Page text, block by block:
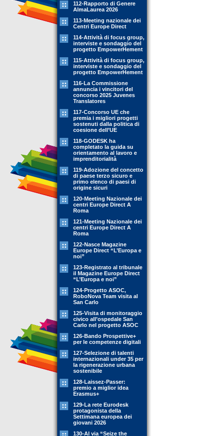
112-Rapporto di Genere
AlmaLaurea 2026
113-Meeting nazionale dei
Centri Europe Direct
114-Attività di focus group,
interviste e sondaggio del
progetto EmpowerHement
115-Attività di focus group,
interviste e sondaggio del
progetto EmpowerHement
116-La Commissione
annuncia i vincitori del
concorso 2025 Juvenes
Translatores
117-Concorso UE che
premia i migliori progetti
sostenuti dalla politica di
coesione dell’UE
118-GODESK ha
completato la guida su
orientamento al lavoro e
imprenditorialità
119-Adozione del concetto
di paese terzo sicuro e
primo elenco di paesi di
origine sicuri
120-Meeting Nazionale dei
centri Europe Direct A
Roma
121-Meeting Nazionale dei
centri Europe Direct A
Roma
122-Nasce Magazine
Europe Direct “L’Europa e
noi”
123-Registrato al tribunale
il Magazine Europe Direct
“L’Europa e noi”
124-Progetto ASOC,
RoboNova Team visita al
San Carlo
125-Visita di monitoraggio
civico all’ospedale San
Carlo nel progetto ASOC
126-Bando Prospettive+
per le competenze digitali
127-Selezione di talenti
internazionali under 35 per
la rigenerazione urbana
sostenibile
128-Laissez-Passer:
premio a miglior idea
Erasmus+
129-La rete Eurodesk
protagonista della
Settimana europea dei
giovani 2026
130-Al via “Seize the